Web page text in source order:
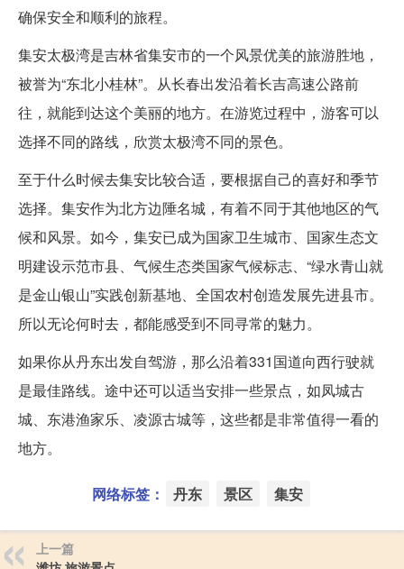
确保安全和顺利的旅程。
集安太极湾是吉林省集安市的一个风景优美的旅游胜地，
被誉为“东北小桂林”。从长春出发沿着长吉高速公路前
往，就能到达这个美丽的地方。在游览过程中，游客可以
选择不同的路线，欣赏太极湾不同的景色。
至于什么时候去集安比较合适，要根据自己的喜好和季节
选择。集安作为北方边陲名城，有着不同于其他地区的气
候和风景。如今，集安已成为国家卫生城市、国家生态文
明建设示范市县、气候生态类国家气候标志、“绿水青山就
是金山银山”实践创新基地、全国农村创造发展先进县市。
所以无论何时去，都能感受到不同寻常的魅力。
如果你从丹东出发自驾游，那么沿着331国道向西行驶就
是最佳路线。途中还可以适当安排一些景点，如凤城古
城、东港渔家乐、凌源古城等，这些都是非常值得一看的
地方。
网络标签： 丹东 景区 集安
上一篇